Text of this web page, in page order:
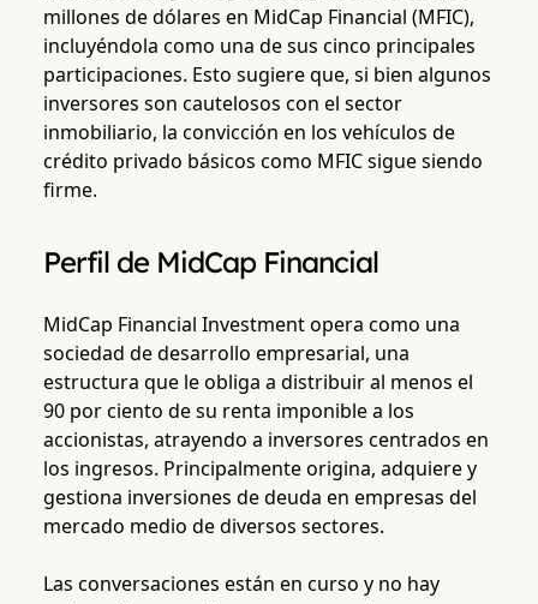
millones de dólares en MidCap Financial (MFIC),
incluyéndola como una de sus cinco principales
participaciones. Esto sugiere que, si bien algunos
inversores son cautelosos con el sector
inmobiliario, la convicción en los vehículos de
crédito privado básicos como MFIC sigue siendo
firme.
Perfil de MidCap Financial
MidCap Financial Investment opera como una
sociedad de desarrollo empresarial, una
estructura que le obliga a distribuir al menos el
90 por ciento de su renta imponible a los
accionistas, atrayendo a inversores centrados en
los ingresos. Principalmente origina, adquiere y
gestiona inversiones de deuda en empresas del
mercado medio de diversos sectores.
Las conversaciones están en curso y no hay